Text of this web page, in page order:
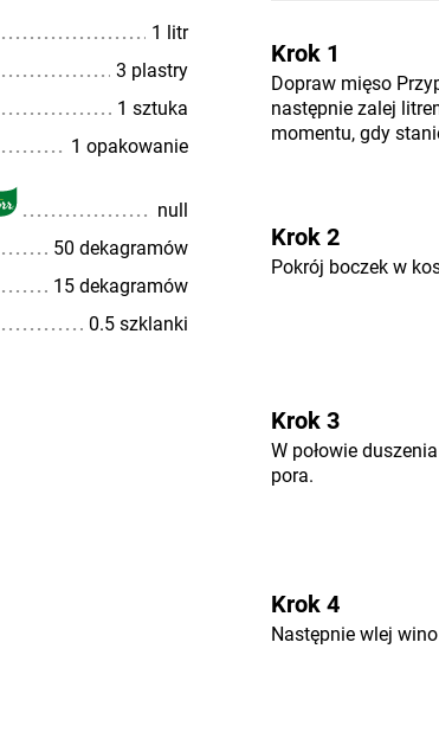
1 litr
3 plastry
1 sztuka
1 opakowanie
null
50 dekagramów
15 dekagramów
0.5 szklanki
Krok 1
Dopraw mięso
następnie zalej
momentu, gdy
Krok 2
Pokrój boczek w
Krok 3
W połowie
pora.
Krok 4
Następnie wlej